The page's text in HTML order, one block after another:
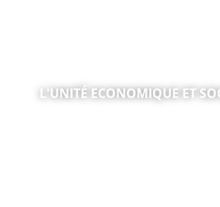
L'UNITÉ ECONOMIQUE ET